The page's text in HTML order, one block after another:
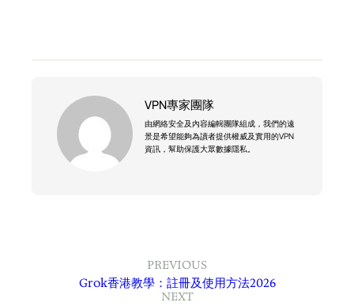
VPN專家團隊
由網絡安全及內容編輯團隊組成，我們的遠
景是希望能夠為讀者提供權威及實用的VPN
資訊，幫助保護大眾數據隱私。
PREVIOUS
Grok香港教學：註冊及使用方法2026
NEXT